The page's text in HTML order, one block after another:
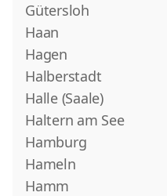
Gütersloh
Haan
Hagen
Halberstadt
Halle (Saale)
Haltern am See
Hamburg
Hameln
Hamm